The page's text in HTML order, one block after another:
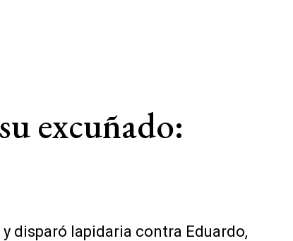
excuñado:
disparó lapidaria contra Eduardo,